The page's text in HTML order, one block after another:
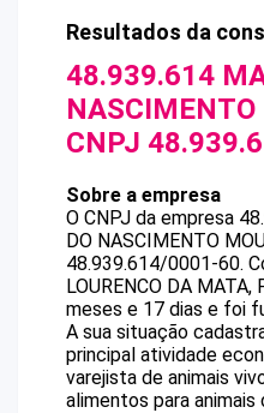
Resultados da
48.939.614
CNPJ
Sobre a empresa
O CNPJ da empresa
DO NASCIMENTO
48.939.614/0001-60.
LOURENCO DA MATA,
meses e 17 dias e foi
A sua situação
principal atividade
varejista de animais
alimentos para animais